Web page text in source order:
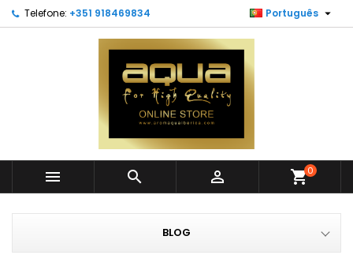
Telefone: +351 918469834 Português 
   shopping_cart0
BLOG